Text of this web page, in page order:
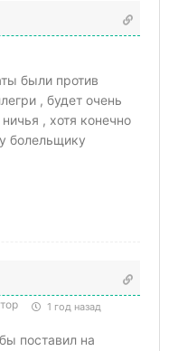
были против
, будет очень
, хотя конечно
болельщику
1 год назад
поставил на